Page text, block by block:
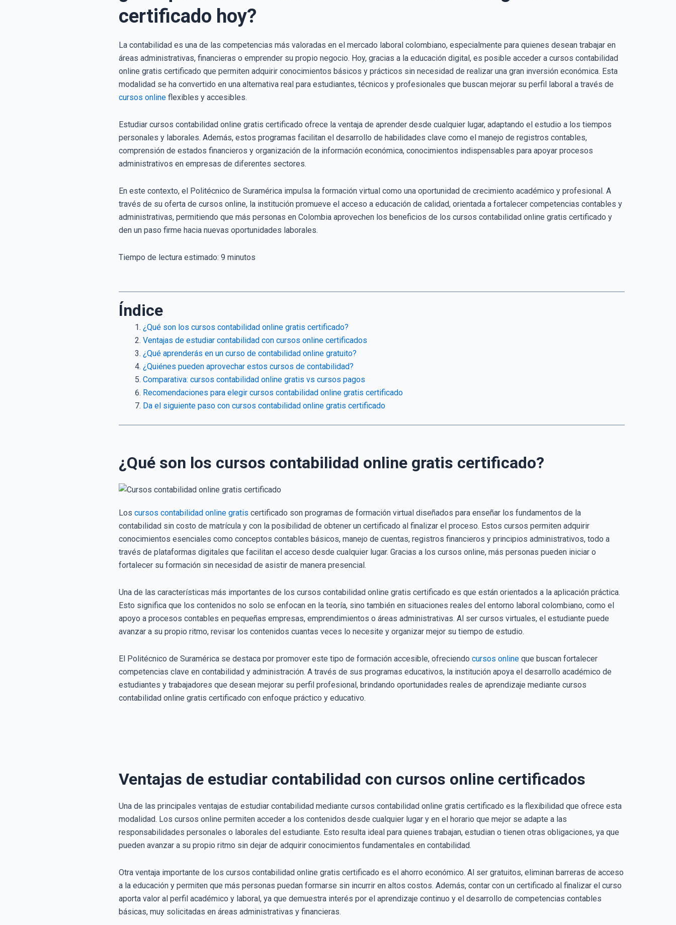
certificado hoy?
La contabilidad es una de las competencias más valoradas en el mercado laboral colombiano, especialmente para quienes desean trabajar en
áreas administrativas, financieras o emprender su propio negocio. Hoy, gracias a la educación digital, es posible acceder a cursos contabilidad
online gratis certificado que permiten adquirir conocimientos básicos y prácticos sin necesidad de realizar una gran inversión económica. Esta
modalidad se ha convertido en una alternativa real para estudiantes, técnicos y profesionales que buscan mejorar su perfil laboral a través de
cursos online flexibles y accesibles.
Estudiar cursos contabilidad online gratis certificado ofrece la ventaja de aprender desde cualquier lugar, adaptando el estudio a los tiempos
personales y laborales. Además, estos programas facilitan el desarrollo de habilidades clave como el manejo de registros contables,
comprensión de estados financieros y organización de la información económica, conocimientos indispensables para apoyar procesos
administrativos en empresas de diferentes sectores.
En este contexto, el Politécnico de Suramérica impulsa la formación virtual como una oportunidad de crecimiento académico y profesional. A
través de su oferta de cursos online, la institución promueve el acceso a educación de calidad, orientada a fortalecer competencias contables y
administrativas, permitiendo que más personas en Colombia aprovechen los beneficios de los cursos contabilidad online gratis certificado y
den un paso firme hacia nuevas oportunidades laborales.
Tiempo de lectura estimado: 9 minutos
Índice
¿Qué son los cursos contabilidad online gratis certificado?
Ventajas de estudiar contabilidad con cursos online certificados
¿Qué aprenderás en un curso de contabilidad online gratuito?
¿Quiénes pueden aprovechar estos cursos de contabilidad?
Comparativa: cursos contabilidad online gratis vs cursos pagos
Recomendaciones para elegir cursos contabilidad online gratis certificado
Da el siguiente paso con cursos contabilidad online gratis certificado
¿Qué son los cursos contabilidad online gratis certificado?
Los cursos contabilidad online gratis certificado son programas de formación virtual diseñados para enseñar los fundamentos de la
contabilidad sin costo de matrícula y con la posibilidad de obtener un certificado al finalizar el proceso. Estos cursos permiten adquirir
conocimientos esenciales como conceptos contables básicos, manejo de cuentas, registros financieros y principios administrativos, todo a
través de plataformas digitales que facilitan el acceso desde cualquier lugar. Gracias a los cursos online, más personas pueden iniciar o
fortalecer su formación sin necesidad de asistir de manera presencial.
Una de las características más importantes de los cursos contabilidad online gratis certificado es que están orientados a la aplicación práctica.
Esto significa que los contenidos no solo se enfocan en la teoría, sino también en situaciones reales del entorno laboral colombiano, como el
apoyo a procesos contables en pequeñas empresas, emprendimientos o áreas administrativas. Al ser cursos virtuales, el estudiante puede
avanzar a su propio ritmo, revisar los contenidos cuantas veces lo necesite y organizar mejor su tiempo de estudio.
El Politécnico de Suramérica se destaca por promover este tipo de formación accesible, ofreciendo cursos online que buscan fortalecer
competencias clave en contabilidad y administración. A través de sus programas educativos, la institución apoya el desarrollo académico de
estudiantes y trabajadores que desean mejorar su perfil profesional, brindando oportunidades reales de aprendizaje mediante cursos
contabilidad online gratis certificado con enfoque práctico y educativo.
Ventajas de estudiar contabilidad con cursos online certificados
Una de las principales ventajas de estudiar contabilidad mediante cursos contabilidad online gratis certificado es la flexibilidad que ofrece esta
modalidad. Los cursos online permiten acceder a los contenidos desde cualquier lugar y en el horario que mejor se adapte a las
responsabilidades personales o laborales del estudiante. Esto resulta ideal para quienes trabajan, estudian o tienen otras obligaciones, ya que
pueden avanzar a su propio ritmo sin dejar de adquirir conocimientos fundamentales en contabilidad.
Otra ventaja importante de los cursos contabilidad online gratis certificado es el ahorro económico. Al ser gratuitos, eliminan barreras de acceso
a la educación y permiten que más personas puedan formarse sin incurrir en altos costos. Además, contar con un certificado al finalizar el curso
aporta valor al perfil académico y laboral, ya que demuestra interés por el aprendizaje continuo y el desarrollo de competencias contables
básicas, muy solicitadas en áreas administrativas y financieras.